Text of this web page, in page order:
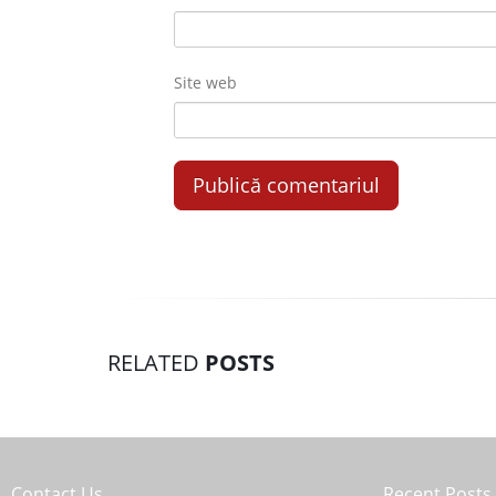
Site web
RELATED POSTS